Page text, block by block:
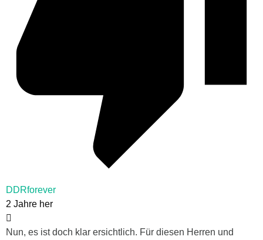
DDRforever
2 Jahre her
Nun, es ist doch klar ersichtlich. Für diesen Herren und